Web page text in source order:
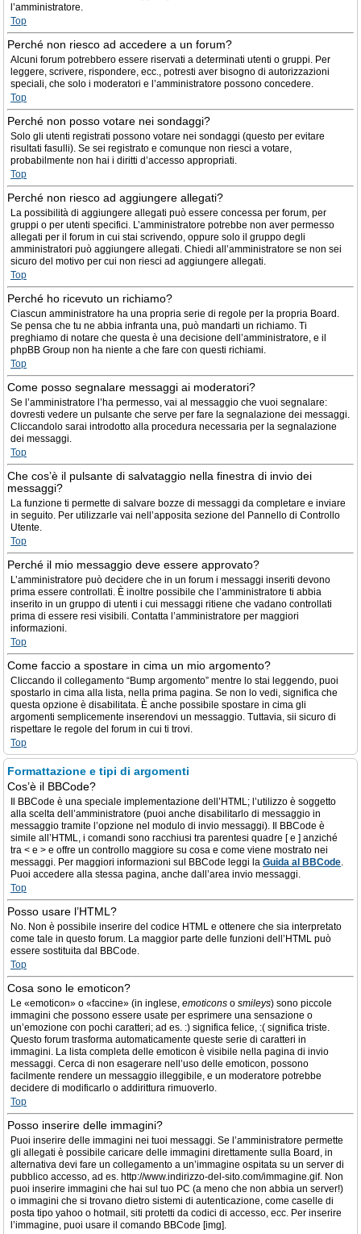
l’amministratore.
Top
Perché non riesco ad accedere a un forum?
Alcuni forum potrebbero essere riservati a determinati utenti o gruppi. Per
leggere, scrivere, rispondere, ecc., potresti aver bisogno di autorizzazioni
speciali, che solo i moderatori e l’amministratore possono concedere.
Top
Perché non posso votare nei sondaggi?
Solo gli utenti registrati possono votare nei sondaggi (questo per evitare
risultati fasulli). Se sei registrato e comunque non riesci a votare,
probabilmente non hai i diritti d’accesso appropriati.
Top
Perché non riesco ad aggiungere allegati?
La possibilità di aggiungere allegati può essere concessa per forum, per
gruppi o per utenti specifici. L’amministratore potrebbe non aver permesso
allegati per il forum in cui stai scrivendo, oppure solo il gruppo degli
amministratori può aggiungere allegati. Chiedi all’amministratore se non sei
sicuro del motivo per cui non riesci ad aggiungere allegati.
Top
Perché ho ricevuto un richiamo?
Ciascun amministratore ha una propria serie di regole per la propria Board.
Se pensa che tu ne abbia infranta una, può mandarti un richiamo. Ti
preghiamo di notare che questa è una decisione dell’amministratore, e il
phpBB Group non ha niente a che fare con questi richiami.
Top
Come posso segnalare messaggi ai moderatori?
Se l’amministratore l’ha permesso, vai al messaggio che vuoi segnalare:
dovresti vedere un pulsante che serve per fare la segnalazione dei messaggi.
Cliccandolo sarai introdotto alla procedura necessaria per la segnalazione
dei messaggi.
Top
Che cos’è il pulsante di salvataggio nella finestra di invio dei
messaggi?
La funzione ti permette di salvare bozze di messaggi da completare e inviare
in seguito. Per utilizzarle vai nell’apposita sezione del Pannello di Controllo
Utente.
Top
Perché il mio messaggio deve essere approvato?
L’amministratore può decidere che in un forum i messaggi inseriti devono
prima essere controllati. È inoltre possibile che l’amministratore ti abbia
inserito in un gruppo di utenti i cui messaggi ritiene che vadano controllati
prima di essere resi visibili. Contatta l’amministratore per maggiori
informazioni.
Top
Come faccio a spostare in cima un mio argomento?
Cliccando il collegamento “Bump argomento” mentre lo stai leggendo, puoi
spostarlo in cima alla lista, nella prima pagina. Se non lo vedi, significa che
questa opzione è disabilitata. È anche possibile spostare in cima gli
argomenti semplicemente inserendovi un messaggio. Tuttavia, sii sicuro di
rispettare le regole del forum in cui ti trovi.
Top
Formattazione e tipi di argomenti
Cos’è il BBCode?
Il BBCode è una speciale implementazione dell’HTML; l’utilizzo è soggetto
alla scelta dell’amministratore (puoi anche disabilitarlo di messaggio in
messaggio tramite l’opzione nel modulo di invio messaggi). Il BBCode è
simile all’HTML, i comandi sono racchiusi tra parentesi quadre [ e ] anziché
tra < e > e offre un controllo maggiore su cosa e come viene mostrato nei
messaggi. Per maggiori informazioni sul BBCode leggi la Guida al BBCode.
Puoi accedere alla stessa pagina, anche dall’area invio messaggi.
Top
Posso usare l’HTML?
No. Non è possibile inserire del codice HTML e ottenere che sia interpretato
come tale in questo forum. La maggior parte delle funzioni dell’HTML può
essere sostituita dal BBCode.
Top
Cosa sono le emoticon?
Le «emoticon» o «faccine» (in inglese, emoticons o smileys) sono piccole
immagini che possono essere usate per esprimere una sensazione o
un’emozione con pochi caratteri; ad es. :) significa felice, :( significa triste.
Questo forum trasforma automaticamente queste serie di caratteri in
immagini. La lista completa delle emoticon è visibile nella pagina di invio
messaggi. Cerca di non esagerare nell’uso delle emoticon, possono
facilmente rendere un messaggio illeggibile, e un moderatore potrebbe
decidere di modificarlo o addirittura rimuoverlo.
Top
Posso inserire delle immagini?
Puoi inserire delle immagini nei tuoi messaggi. Se l’amministratore permette
gli allegati è possibile caricare delle immagini direttamente sulla Board, in
alternativa devi fare un collegamento a un’immagine ospitata su un server di
pubblico accesso, ad es. http://www.indirizzo-del-sito.com/immagine.gif. Non
puoi inserire immagini che hai sul tuo PC (a meno che non abbia un server!)
o immagini che si trovano dietro sistemi di autenticazione, come caselle di
posta tipo yahoo o hotmail, siti protetti da codici di accesso, ecc. Per inserire
l’immagine, puoi usare il comando BBCode [img].